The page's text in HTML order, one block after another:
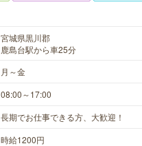
宮城県黒川郡
鹿島台駅から車25分
月～金
08:00～17:00
長期でお仕事できる方、大歓迎！
時給1200円